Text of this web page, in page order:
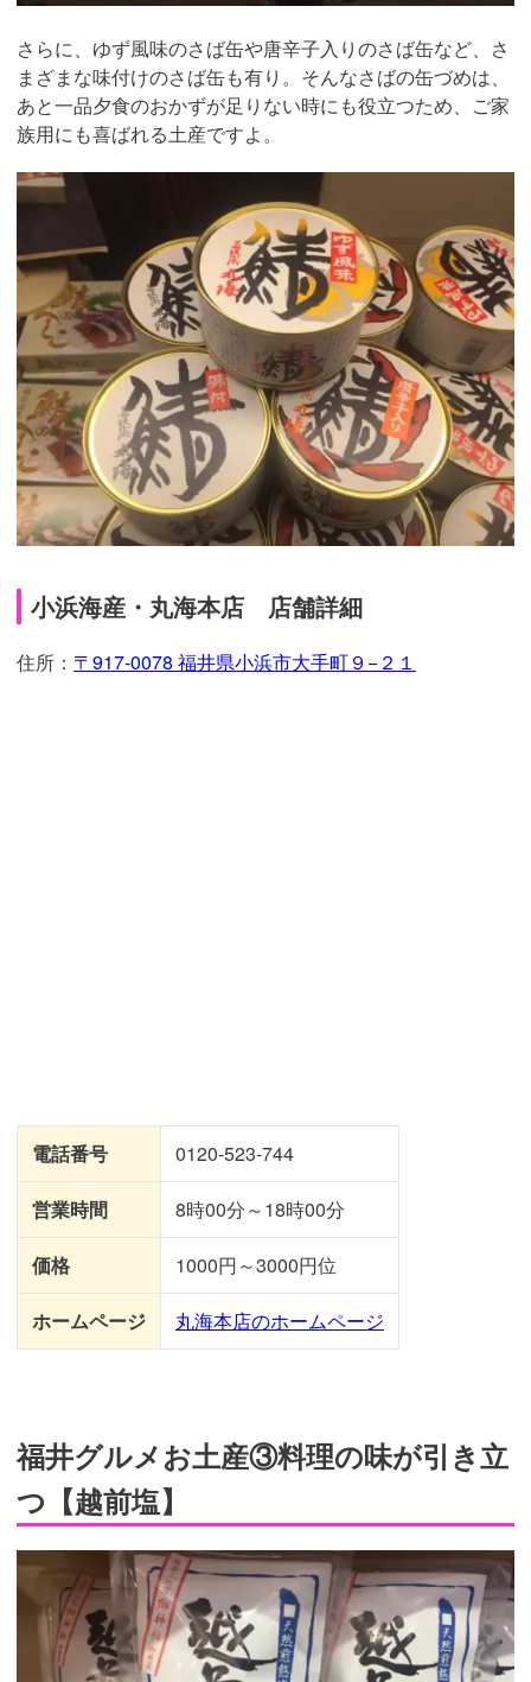
さらに、ゆず風味のさば缶や唐辛子入りのさば缶など、さ
まざまな味付けのさば缶も有り。そんなさばの缶づめは、
あと一品夕食のおかずが足りない時にも役立つため、ご家
族用にも喜ばれる土産ですよ。
小浜海産・丸海本店 店舗詳細
住所： 〒917-0078 福井県小浜市大手町９−２１
電話番号 0120-523-744
営業時間 8時00分～18時00分
価格 1000円～3000円位
ホームページ 丸海本店のホームページ
福井グルメお土産③料理の味が引き立
つ【越前塩】